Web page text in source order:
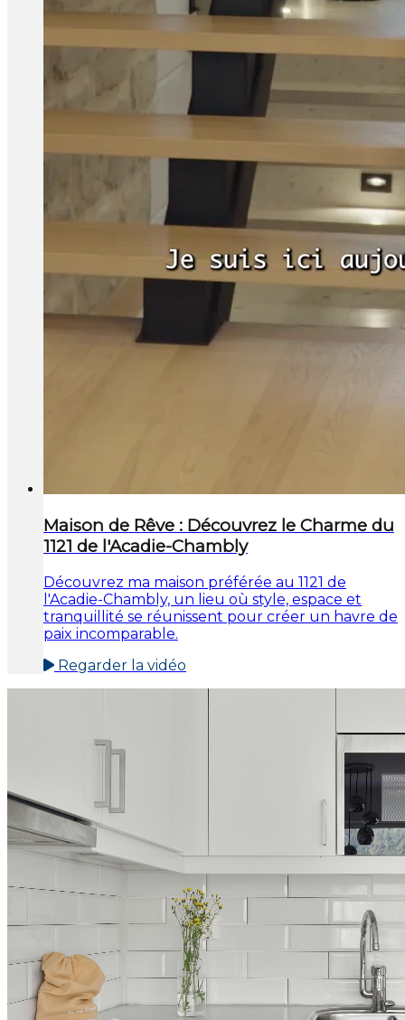
Maison de Rêve : Découvrez le Charme du
1121 de l'Acadie-Chambly
Découvrez ma maison préférée au 1121 de
l'Acadie-Chambly, un lieu où style, espace et
tranquillité se réunissent pour créer un havre de
paix incomparable.
Regarder la vidéo